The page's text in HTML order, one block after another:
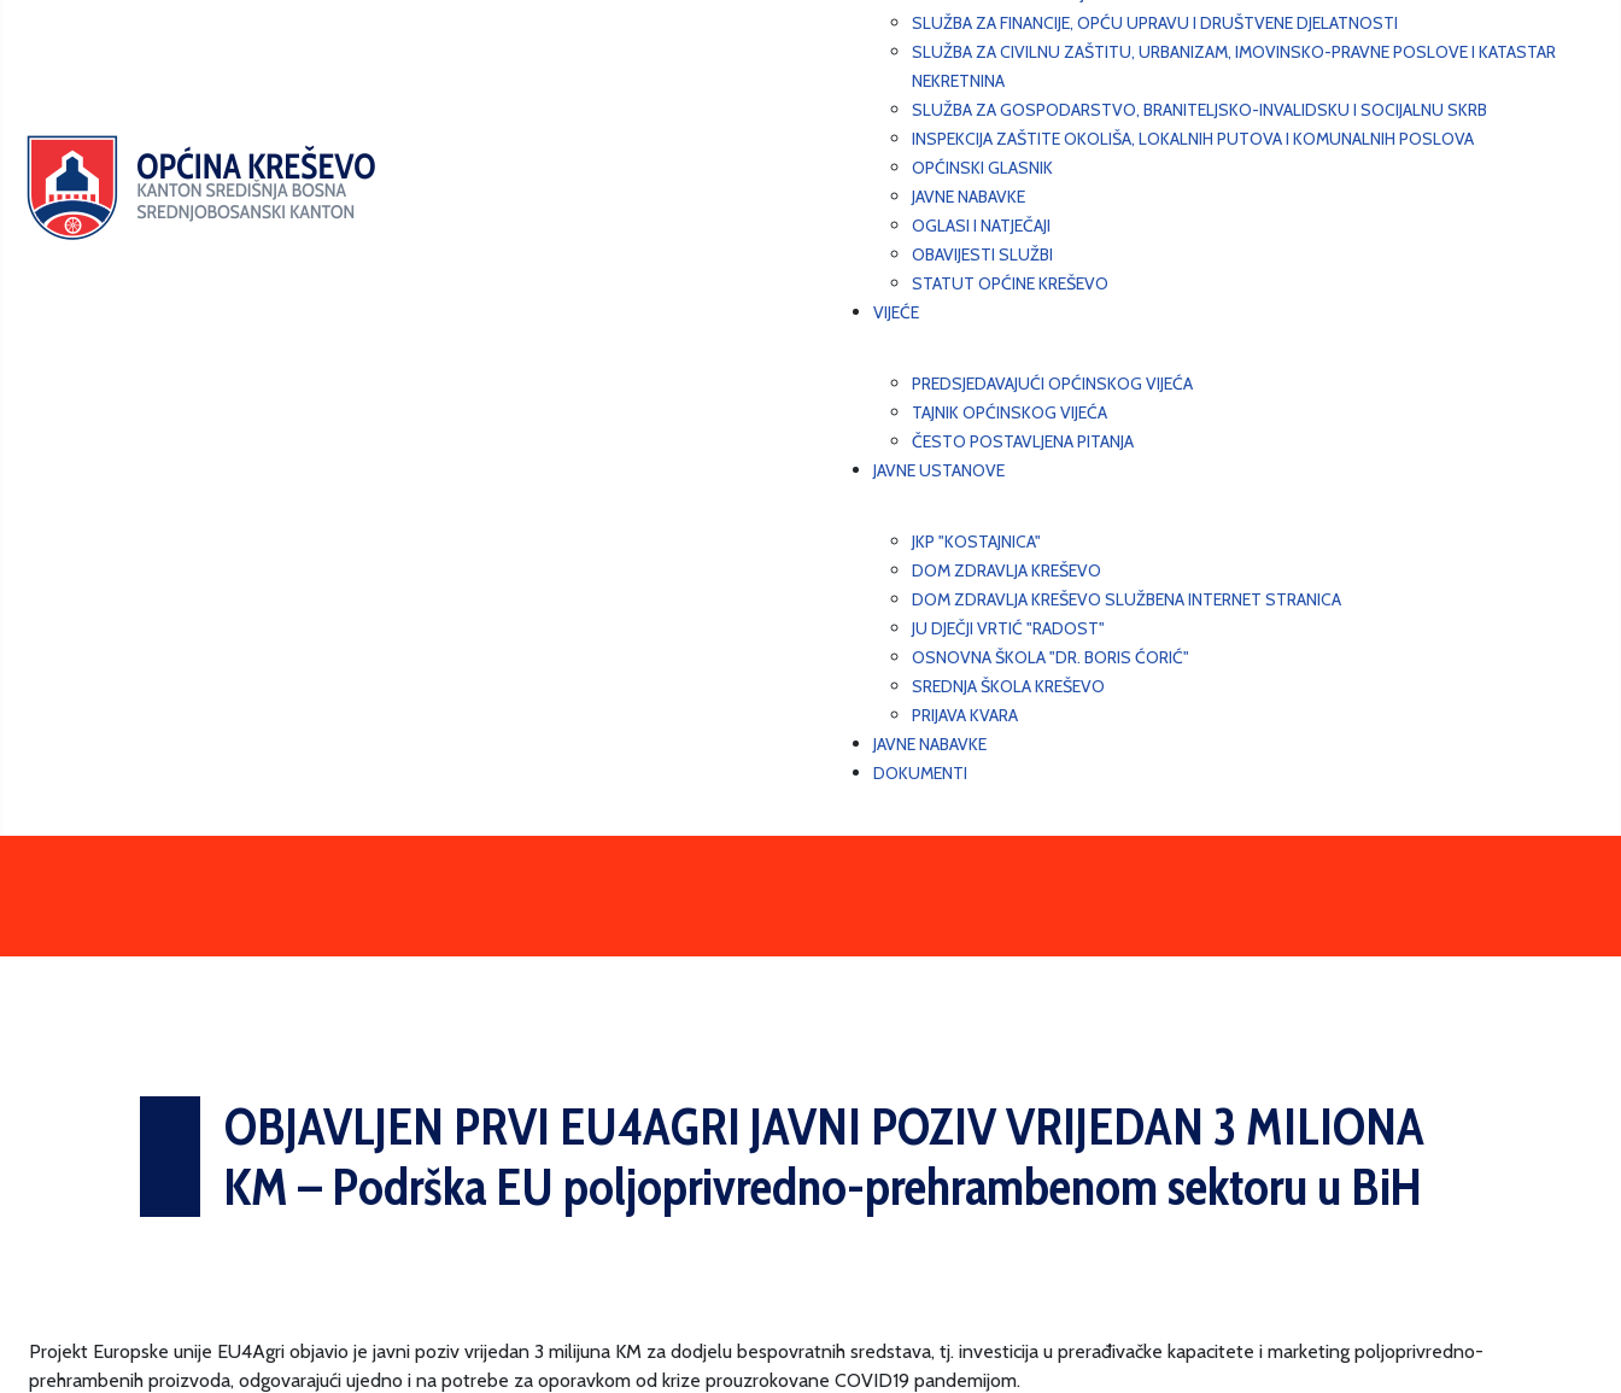
SLUŽBA ZA FINANCIJE, OPĆU UPRAVU I DRUŠTVENE DJELATNOSTI
SLUŽBA ZA CIVILNU ZAŠTITU, URBANIZAM, IMOVINSKO-PRAVNE POSLOVE I KATASTAR
NEKRETNINA
SLUŽBA ZA GOSPODARSTVO, BRANITELJSKO-INVALIDSKU I SOCIJALNU SKRB
INSPEKCIJA ZAŠTITE OKOLIŠA, LOKALNIH PUTOVA I KOMUNALNIH POSLOVA
OPĆINSKI GLASNIK
JAVNE NABAVKE
OGLASI I NATJEČAJI
OBAVIJESTI SLUŽBI
STATUT OPĆINE KREŠEVO
VIJEĆE
PREDSJEDAVAJUĆI OPĆINSKOG VIJEĆA
TAJNIK OPĆINSKOG VIJEĆA
ČESTO POSTAVLJENA PITANJA
JAVNE USTANOVE
JKP "KOSTAJNICA"
DOM ZDRAVLJA KREŠEVO
DOM ZDRAVLJA KREŠEVO SLUŽBENA INTERNET STRANICA
JU DJEČJI VRTIĆ "RADOST"
OSNOVNA ŠKOLA "DR. BORIS ĆORIĆ"
SREDNJA ŠKOLA KREŠEVO
PRIJAVA KVARA
JAVNE NABAVKE
DOKUMENTI
OBJAVLJEN PRVI EU4AGRI JAVNI POZIV VRIJEDAN 3 MILIONA
KM – Podrška EU poljoprivredno-prehrambenom sektoru u BiH
Projekt Europske unije EU4Agri objavio je javni poziv vrijedan 3 milijuna KM za dodjelu bespovratnih sredstava, tj. investicija u prerađivačke kapacitete i marketing poljoprivredno-
prehrambenih proizvoda, odgovarajući ujedno i na potrebe za oporavkom od krize prouzrokovane COVID19 pandemijom.